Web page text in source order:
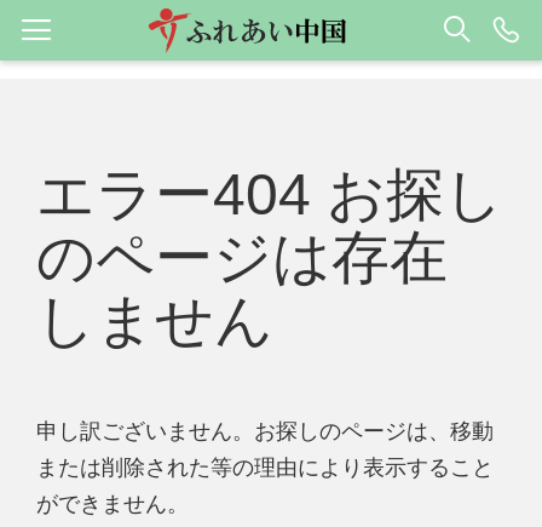
エラー404 お探し
のページは存在
しません
申し訳ございません。お探しのページは、移動
または削除された等の理由により表示すること
ができません。